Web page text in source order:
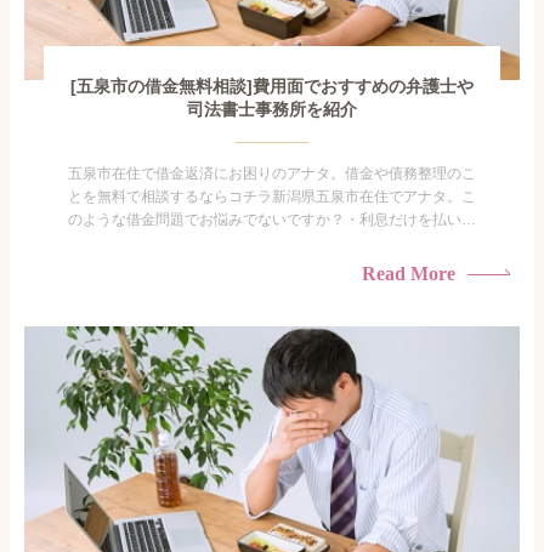
[五泉市の借金無料相談]費用面でおすすめの弁護士や
司法書士事務所を紹介
五泉市在住で借金返済にお困りのアナタ。借金や債務整理のこ
とを無料で相談するならコチラ新潟県五泉市在住でアナタ。こ
のような借金問題でお悩みでないですか？・利息だけを払い続
られたくない・借金の催促、取り立てで憂鬱になる。・闇金に
がありま...
Read More